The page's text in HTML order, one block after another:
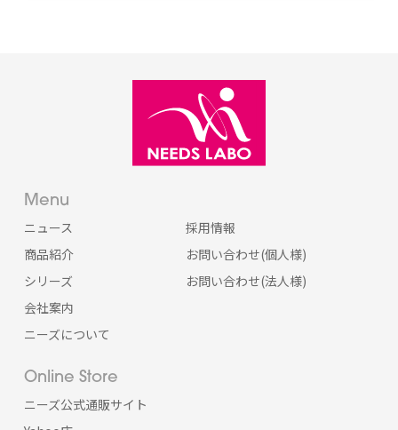
Menu
ニュース
商品紹介
シリーズ
会社案内
ニーズについて
採用情報
お問い合わせ(個人様)
お問い合わせ(法人様)
Online Store
ニーズ公式通販サイト